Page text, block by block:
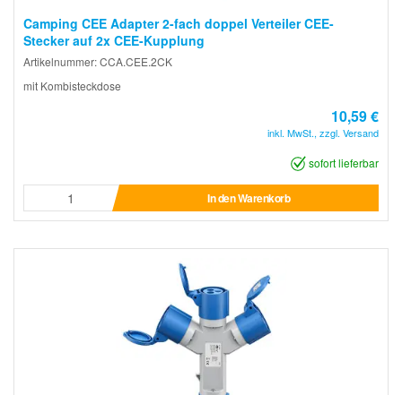
Camping CEE Adapter 2-fach doppel Verteiler CEE-
Stecker auf 2x CEE-Kupplung
Artikelnummer: CCA.CEE.2CK
mit Kombisteckdose
10,59 €
inkl. MwSt., zzgl. Versand
sofort lieferbar
In den Warenkorb